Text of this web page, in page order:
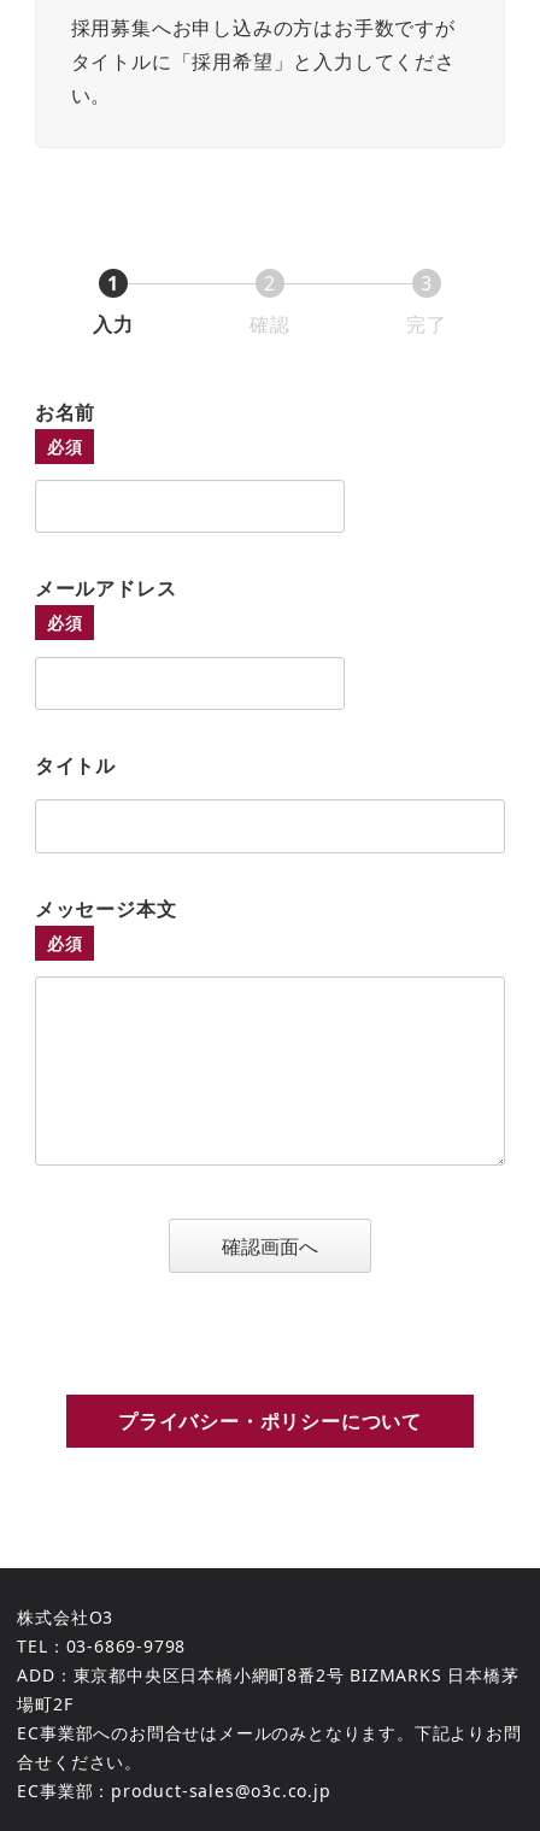
採用募集へお申し込みの方はお手数ですが
タイトルに「採用希望」と入力してくださ
い。
1
入力
2
確認
3
完了
お名前
必須
メールアドレス
必須
タイトル
メッセージ本文
必須
確認画面へ
プライバシー・ポリシーについて
株式会社O3
TEL：03-6869-9798
ADD：東京都中央区日本橋小網町8番2号 BIZMARKS 日本橋茅
場町2F
EC事業部へのお問合せはメールのみとなります。下記よりお問
合せください。
EC事業部：product-sales@o3c.co.jp